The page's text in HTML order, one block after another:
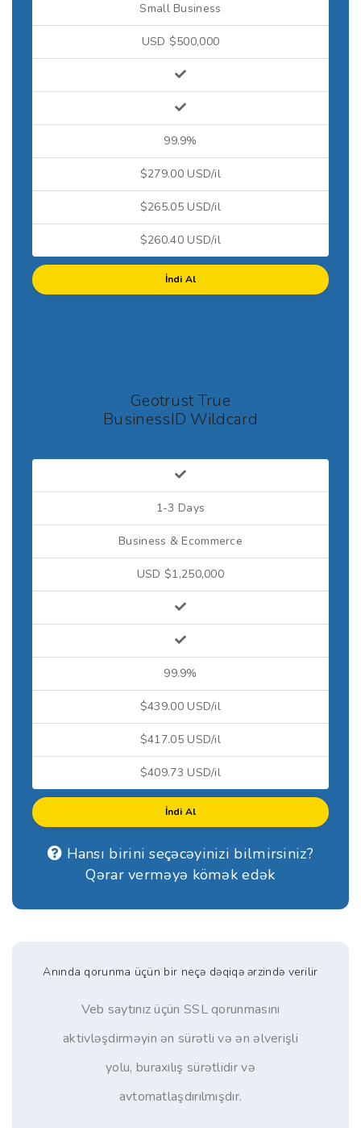
Small Business
USD $500,000
99.9%
$279.00 USD/il
$265.05 USD/il
$260.40 USD/il
İndi Al
Geotrust True
BusinessID Wildcard
1-3 Days
Business & Ecommerce
USD $1,250,000
99.9%
$439.00 USD/il
$417.05 USD/il
$409.73 USD/il
İndi Al
Hansı birini seçəcəyinizi bilmirsiniz?
Qərar verməyə kömək edək
Anında qorunma üçün bir neçə dəqiqə ərzində verilir
Veb saytınız üçün SSL qorunmasını
aktivləşdirməyin ən sürətli və ən əlverişli
yolu, buraxılış sürətlidir və
avtomatlaşdırılmışdır.